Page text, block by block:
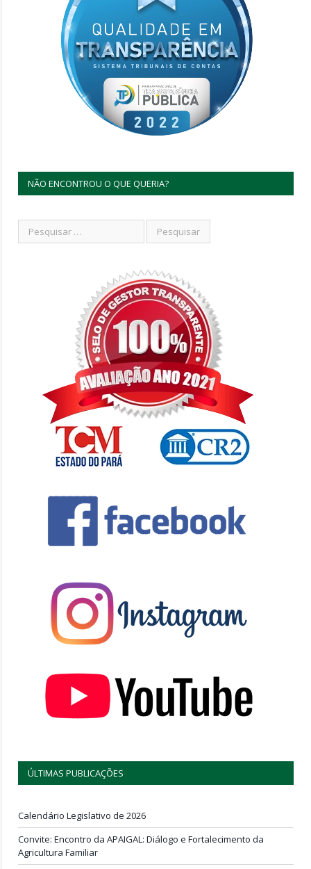
NÃO ENCONTROU O QUE QUERIA?
ÚLTIMAS PUBLICAÇÕES
Calendário Legislativo de 2026
Convite: Encontro da APAIGAL: Diálogo e Fortalecimento da
Agricultura Familiar